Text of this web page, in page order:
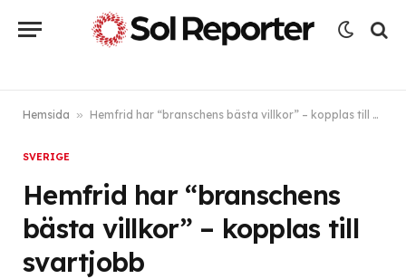
Hemsida » Hemfrid har “branschens bästa villkor” – kopplas till svartjobb
SVERIGE
Hemfrid har “branschens
bästa villkor” – kopplas till
svartjobb